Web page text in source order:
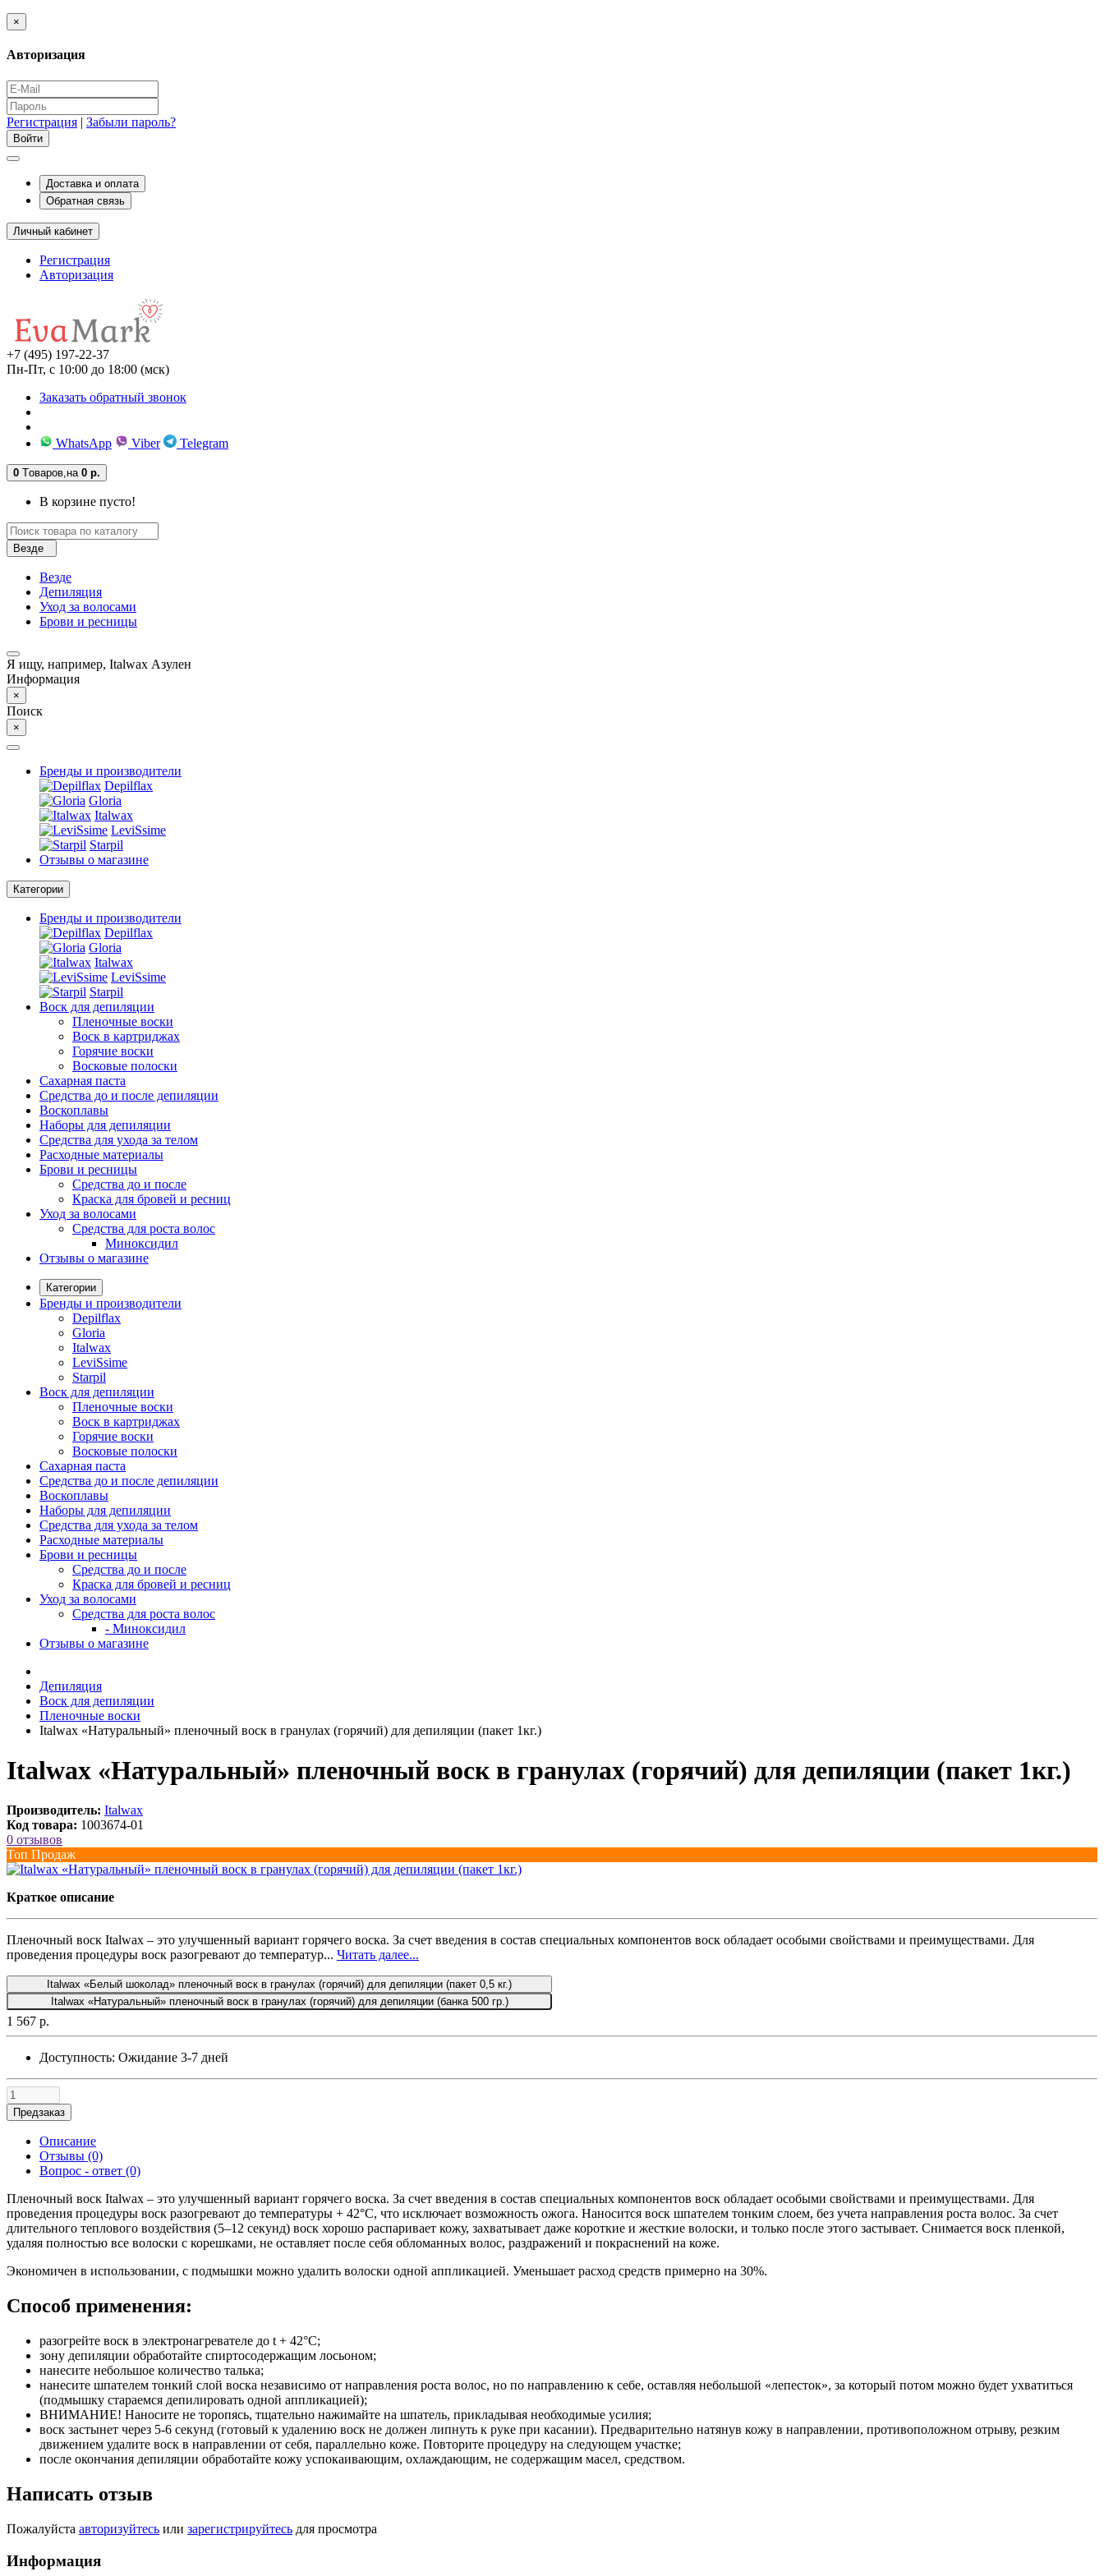
×
Авторизация
Регистрация | Забыли пароль?
Доставка и оплата
Обратная связь
Личный кабинет
Регистрация
Авторизация
+7 (495) 197-22-37
Пн-Пт, с 10:00 до 18:00 (мск)
Заказать обратный звонок
WhatsApp Viber Telegram
0 Tоваров, на 0 р.
В корзине пусто!
Везде
Везде
Депиляция
Уход за волосами
Брови и ресницы
Я ищу, например, Italwax Азулен
Информация
×
Поиск
×
Бренды и производители
Depilflax
Gloria
Italwax
LeviSsime
Starpil
Отзывы о магазине
Категории
Бренды и производители
Depilflax
Gloria
Italwax
LeviSsime
Starpil
Воск для депиляции
Пленочные воски
Воск в картриджах
Горячие воски
Восковые полоски
Сахарная паста
Средства до и после депиляции
Воскоплавы
Наборы для депиляции
Средства для ухода за телом
Расходные материалы
Брови и ресницы
Средства до и после
Краска для бровей и ресниц
Уход за волосами
Средства для роста волос
Миноксидил
Отзывы о магазине
Категории
Бренды и производители
Depilflax
Gloria
Italwax
LeviSsime
Starpil
Воск для депиляции
Пленочные воски
Воск в картриджах
Горячие воски
Восковые полоски
Сахарная паста
Средства до и после депиляции
Воскоплавы
Наборы для депиляции
Средства для ухода за телом
Расходные материалы
Брови и ресницы
Средства до и после
Краска для бровей и ресниц
Уход за волосами
Средства для роста волос
- Миноксидил
Отзывы о магазине
Депиляция
Воск для депиляции
Пленочные воски
Italwax «Натуральный» пленочный воск в гранулах (горячий) для депиляции (пакет 1кг.)
Italwax «Натуральный» пленочный воск в гранулах (горячий) для депиляции (пакет 1кг.)
Производитель: Italwax
Код товара: 1003674-01
0 отзывов
Топ Продаж
Краткое описание
Пленочный воск Italwax – это улучшенный вариант горячего воска. За счет введения в состав специальных компонентов воск обладает особыми свойствами и преимуществами. Для
проведения процедуры воск разогревают до температур... Читать далее...
Italwax «Белый шоколад» пленочный воск в гранулах (горячий) для депиляции (пакет 0,5 кг.)
Italwax «Натуральный» пленочный воск в гранулах (горячий) для депиляции (банка 500 гр.)
1 567 р.
Доступность: Ожидание 3-7 дней
Предзаказ
Описание
Отзывы (0)
Вопрос - ответ (0)
Пленочный воск Italwax – это улучшенный вариант горячего воска. За счет введения в состав специальных компонентов воск обладает особыми свойствами и преимуществами. Для
проведения процедуры воск разогревают до температуры + 42°С, что исключает возможность ожога. Наносится воск шпателем тонким слоем, без учета направления роста волос. За счет
длительного теплового воздействия (5–12 секунд) воск хорошо распаривает кожу, захватывает даже короткие и жесткие волоски, и только после этого застывает. Снимается воск пленкой,
удаляя полностью все волоски с корешками, не оставляет после себя обломанных волос, раздражений и покраснений на коже.
Экономичен в использовании, с подмышки можно удалить волоски одной аппликацией. Уменьшает расход средств примерно на 30%.
Способ применения:
разогрейте воск в электронагревателе до t + 42°С;
зону депиляции обработайте спиртосодержащим лосьоном;
нанесите небольшое количество талька;
нанесите шпателем тонкий слой воска независимо от направления роста волос, но по направлению к себе, оставляя небольшой «лепесток», за который потом можно будет ухватиться
(подмышку стараемся депилировать одной аппликацией);
ВНИМАНИЕ! Наносите не торопясь, тщательно нажимайте на шпатель, прикладывая необходимые усилия;
воск застынет через 5-6 секунд (готовый к удалению воск не должен липнуть к руке при касании). Предварительно натянув кожу в направлении, противоположном отрыву, резким
движением удалите воск в направлении от себя, параллельно коже. Повторите процедуру на следующем участке;
после окончания депиляции обработайте кожу успокаивающим, охлаждающим, не содержащим масел, средством.
Написать отзыв
Пожалуйста авторизуйтесь или зарегистрируйтесь для просмотра
Информация